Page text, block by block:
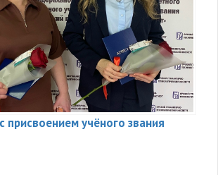
присвоением учёного звания